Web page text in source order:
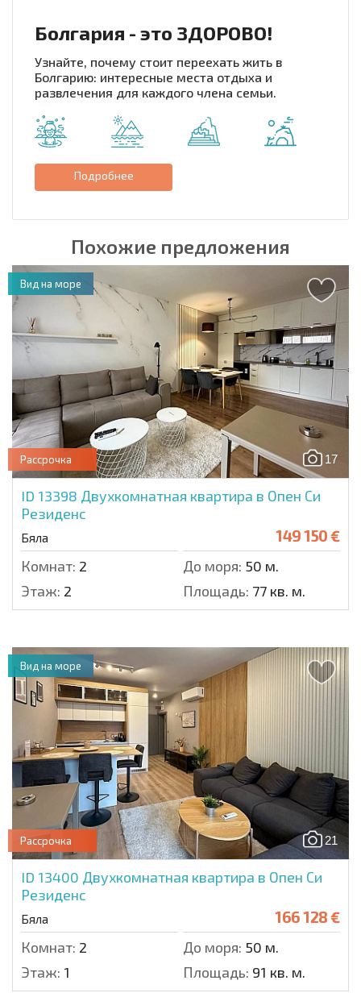
Болгария - это ЗДОРОВО!
Узнайте, почему стоит переехать жить в
Болгарию: интересные места отдыха и
развлечения для каждого члена семьи.
Подробнее
Похожие предложения
17
Рассрочка
ID 13398 Двухкомнатная квартира в Опен Си
Резиденс
Бяла 149 150 €
Комнат: 2 До моря: 50 м.
Этаж: 2 Площадь: 77 кв. м.
Вид на море
21
Рассрочка
ID 13400 Двухкомнатная квартира в Опен Си
Резиденс
Бяла 166 128 €
Комнат: 2 До моря: 50 м.
Этаж: 1 Площадь: 91 кв. м.
Вид на море